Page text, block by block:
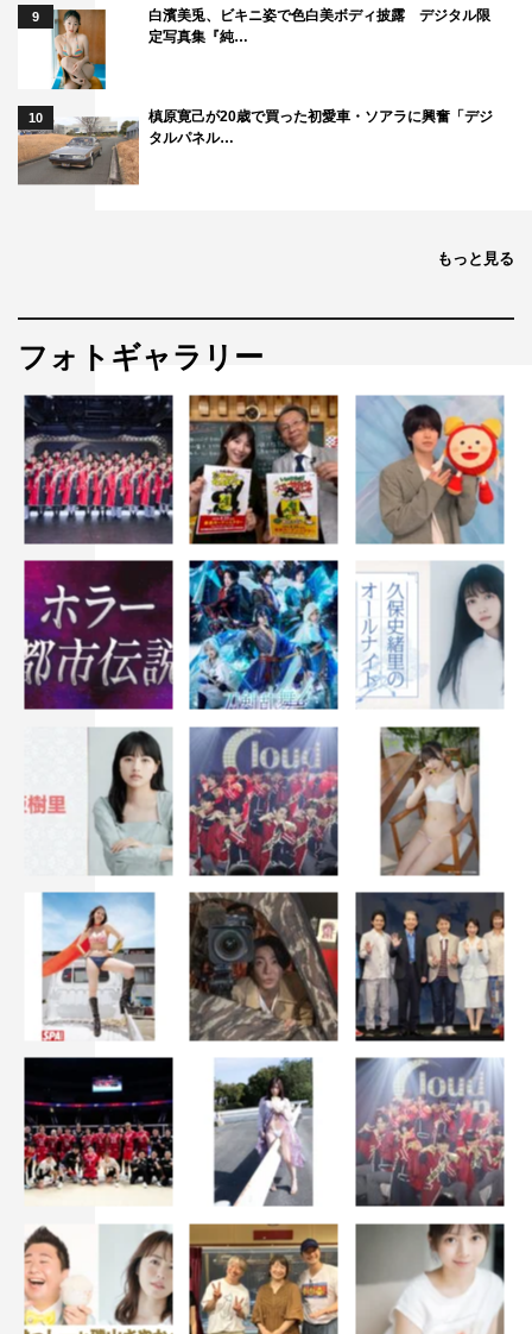
9
白濱美兎、ビキニ姿で色白美ボディ披露 デジタル限
定写真集『純…
10
槙原寛己が20歳で買った初愛車・ソアラに興奮「デジ
タルパネル…
もっと見る
フォトギャラリー